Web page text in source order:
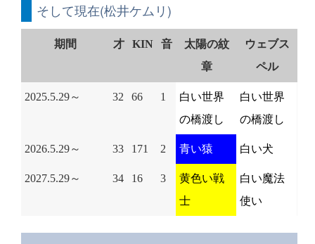
そして現在(松井ケムリ)
期間 才 KIN 音
太陽の紋
章
ウェブス
ペル
2025.5.29～ 32 66 1
白い世界
の橋渡し
白い世界
の橋渡し
2026.5.29～ 33 171 2 青い猿 白い犬
2027.5.29～ 34 16 3
黄色い戦
士
白い魔法
使い